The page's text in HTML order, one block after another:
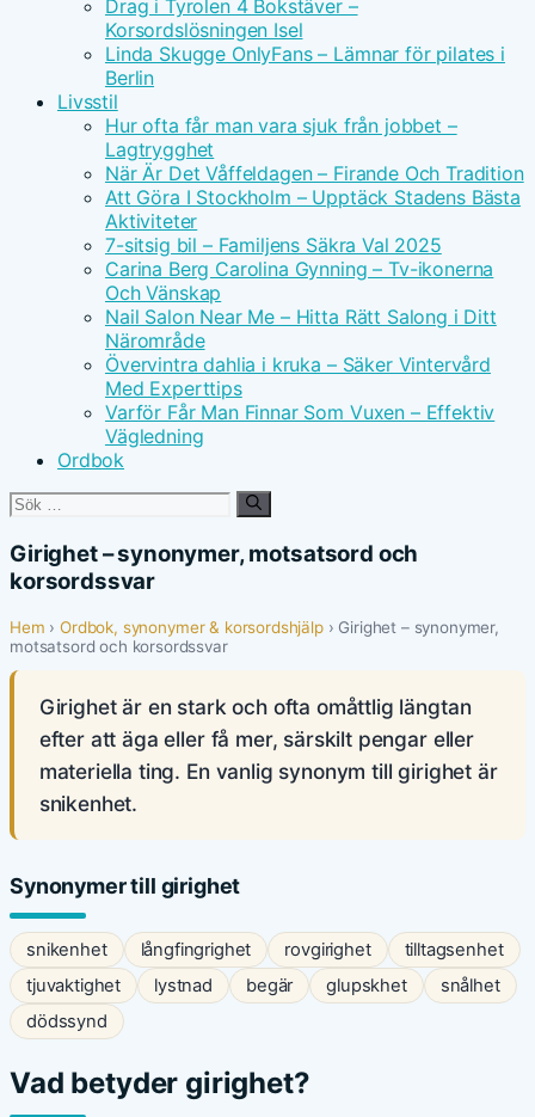
Drag i Tyrolen 4 Bokstäver –
Korsordslösningen Isel
Linda Skugge OnlyFans – Lämnar för pilates i
Berlin
Livsstil
Hur ofta får man vara sjuk från jobbet –
Lagtrygghet
När Är Det Våffeldagen – Firande Och Tradition
Att Göra I Stockholm – Upptäck Stadens Bästa
Aktiviteter
7-sitsig bil – Familjens Säkra Val 2025
Carina Berg Carolina Gynning – Tv-ikonerna
Och Vänskap
Nail Salon Near Me – Hitta Rätt Salong i Ditt
Närområde
Övervintra dahlia i kruka – Säker Vintervård
Med Experttips
Varför Får Man Finnar Som Vuxen – Effektiv
Vägledning
Ordbok
Sök
Girighet – synonymer, motsatsord och
korsordssvar
Hem ›Ordbok, synonymer & korsordshjälp› Girighet – synonymer,
motsatsord och korsordssvar
Girighet är en stark och ofta omåttlig längtan
efter att äga eller få mer, särskilt pengar eller
materiella ting. En vanlig synonym till girighet är
snikenhet.
Synonymer till girighet
snikenhet långfingrighet rovgirighet
tilltagsenhet
tjuvaktighet
lystnad begär glupskhet
snålhet
dödssynd
Vad betyder girighet?